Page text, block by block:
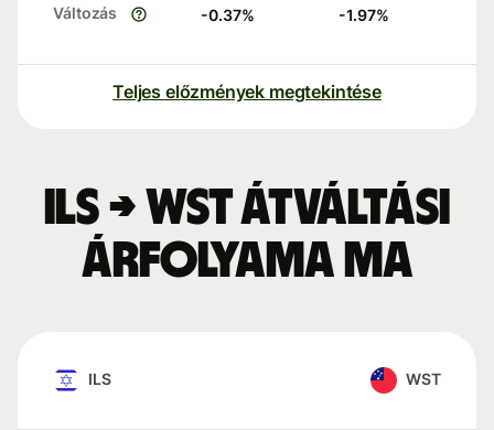
Változás -0.37% -1.97%
Teljes előzmények megtekintése
ILS → WST átváltási
árfolyama ma
ILS WST